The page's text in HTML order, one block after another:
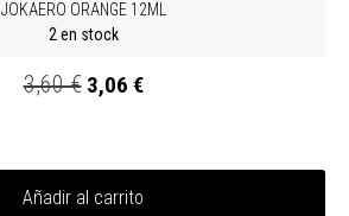
JOKAERO ORANGE 12ML
2 en stock
3,60 € 3,06 €
Añadir al carrito